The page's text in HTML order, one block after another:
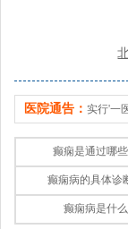
医院通告： 实行'一
癫痫是通过哪
癫痫病的具体诊
癫痫病是什